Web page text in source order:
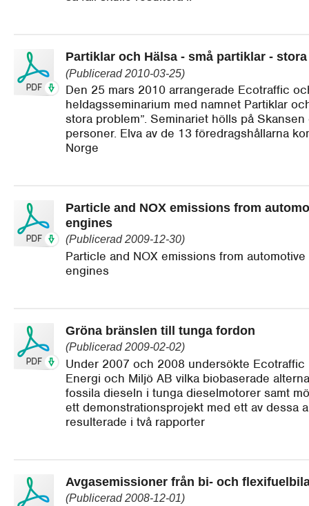
Partiklar och Hälsa - små partiklar -
(Publicerad 2010-03-25)
Den 25 mars 2010 arrangerade Ecotraffic
heldagsseminarium med namnet Partiklar
stora problem”. Seminariet hölls på
personer. Elva av de 13 föredragshållarna
Norge
Particle and NOX emissions from
engines
(Publicerad 2009-12-30)
Particle and NOX emissions from
engines
Gröna bränslen till tunga fordon
(Publicerad 2009-02-02)
Under 2007 och 2008 undersökte Ecotraffic
Energi och Miljö AB vilka biobaserade
fossila dieseln i tunga dieselmotorer samt
ett demonstrationsprojekt med ett av dessa
resulterade i två rapporter
Avgasemissioner från bi- och
(Publicerad 2008-12-01)